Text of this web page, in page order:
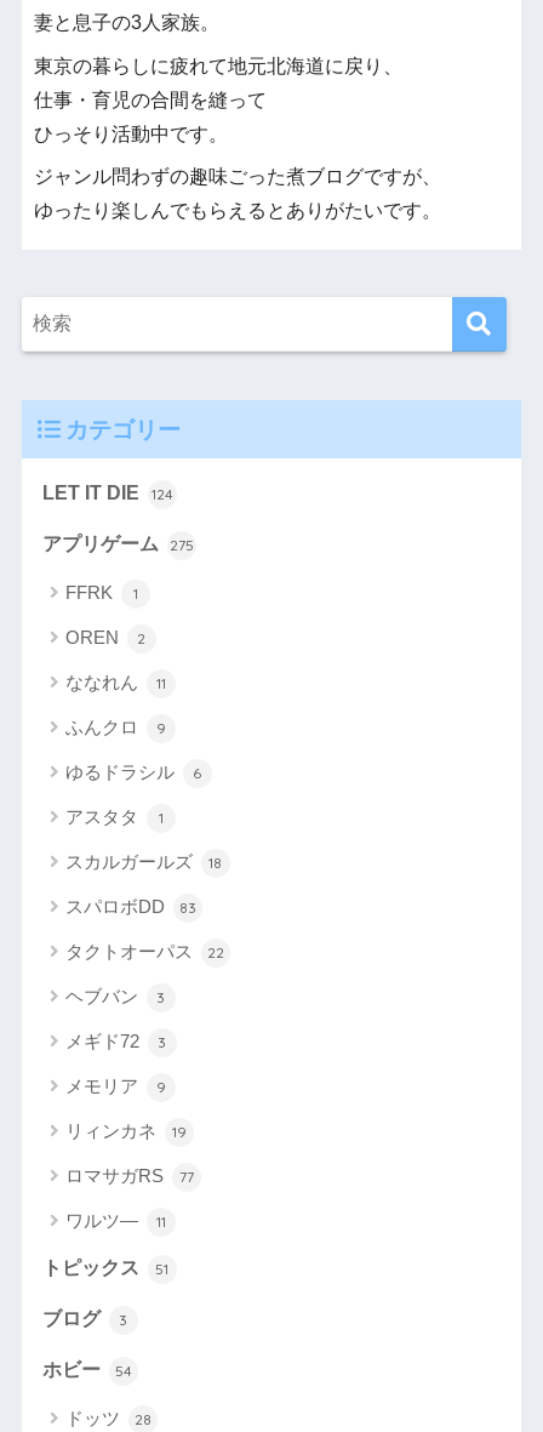
妻と息子の3人家族。
東京の暮らしに疲れて地元北海道に戻り、
仕事・育児の合間を縫って
ひっそり活動中です。
ジャンル問わずの趣味ごった煮ブログですが、
ゆったり楽しんでもらえるとありがたいです。
カテゴリー
LET IT DIE 124
アプリゲーム 275
FFRK 1
OREN 2
ななれん 11
ふんクロ 9
ゆるドラシル 6
アスタタ 1
スカルガールズ 18
スパロボDD 83
タクトオーパス 22
ヘブバン 3
メギド72 3
メモリア 9
リィンカネ 19
ロマサガRS 77
ワルツ― 11
トピックス 51
ブログ 3
ホビー 54
ドッツ 28